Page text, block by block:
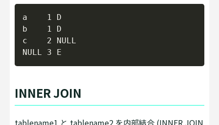
a    1 D
b    1 D
c    2 NULL
INNER JOIN
tablename1 と tablename2 を内部結合 (INNER JOIN